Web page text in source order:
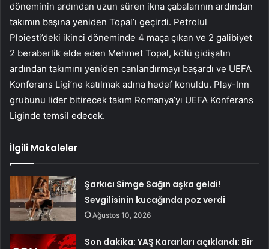
döneminin ardından uzun süren ikna çabalarının ardından
takımın başına yeniden Topal’ı geçirdi. Petrolul
Ploiesti’deki ikinci döneminde 4 maça çıkan ve 2 galibiyet
2 beraberlik elde eden Mehmet Topal, kötü gidişatın
ardından takımını yeniden canlandırmayı başardı ve UEFA
Konferans Ligi’ne katılmak adına hedef konuldu. Play-Inn
grubunu lider bitirecek takım Romanya’yı UEFA Konferans
Liginde temsil edecek.
İlgili Makaleler
Şarkıcı Simge Sağın aşka geldi!
Sevgilisinin kucağında poz verdi
Ağustos 10, 2026
Son dakika: YAŞ Kararları açıklandı: Bir